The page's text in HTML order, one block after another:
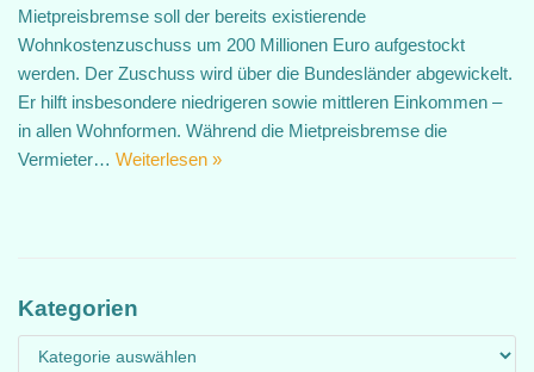
Mietpreisbremse soll der bereits existierende
Wohnkostenzuschuss um 200 Millionen Euro aufgestockt
werden. Der Zuschuss wird über die Bundesländer abgewickelt.
Er hilft insbesondere niedrigeren sowie mittleren Einkommen –
in allen Wohnformen. Während die Mietpreisbremse die
Vermieter… Weiterlesen »
Kategorien